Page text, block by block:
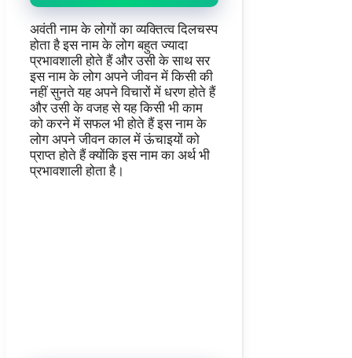
अवंती नाम के लोगों का व्यक्तित्व दिलचस्प
होता है इस नाम के लोग बहुत ज्यादा
प्रभावशाली होते हैं और उसी के साथ सर
इस नाम के लोग अपने जीवन में किसी की
नहीं सुनते यह अपने विचारों में धरण होते हैं
और उसी के वजह से यह किसी भी काम
को करने में सफल भी होते हैं इस नाम के
लोग अपने जीवन काल में ऊंचाइयों को
प्राप्त होते हैं क्योंकि इस नाम का अर्थ भी
प्रभावशाली होता है।